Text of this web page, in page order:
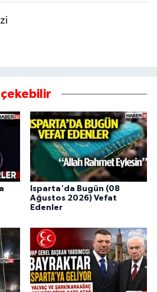
çekebilir
Isparta'da Bugün (08
Ağustos 2026) Vefat
Edenler